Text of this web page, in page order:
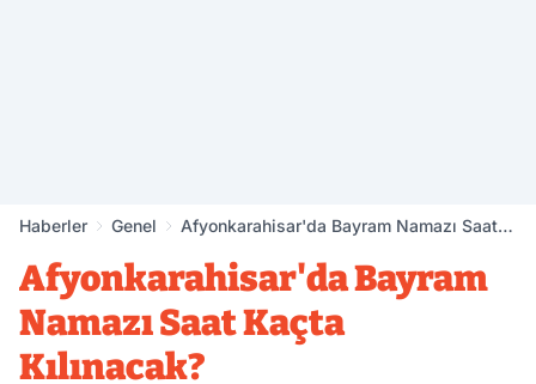
Haberler Genel
Afyonkarahisar'da Bayram Namazı Saat
Afyonkarahisar'da Bayram
Namazı Saat Kaçta
Kılınacak?